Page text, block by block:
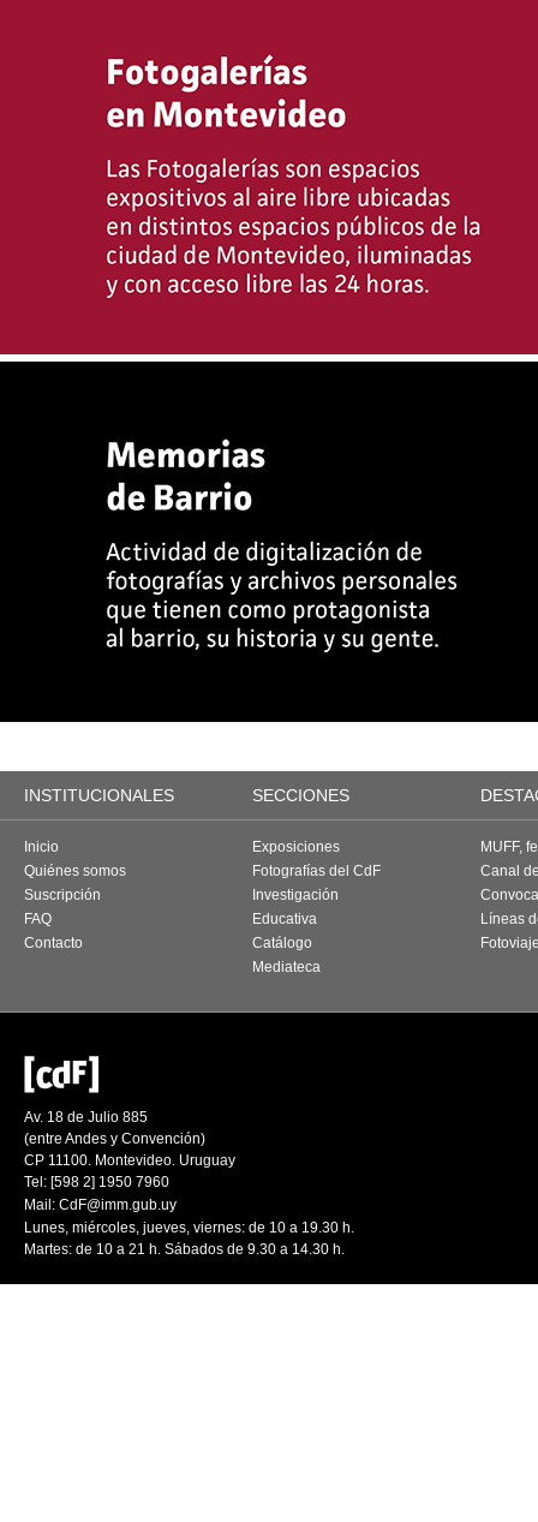
INSTITUCIONALES SECCIONES
Inicio
Quiénes somos
Suscripción
FAQ
Contacto
Exposiciones
Fotografías del CdF
Investigación
Educativa
Catálogo
Mediateca
MUFF,
Canal
Líneas
Av. 18 de Julio 885
(entre Andes y Convención)
CP 11100. Montevideo. Uruguay
Tel: [598 2] 1950 7960
Mail: CdF@imm.gub.uy
Lunes, miércoles, jueves, viernes: de 10 a 19.30 h.
Martes: de 10 a 21 h. Sábados de 9.30 a 14.30 h.